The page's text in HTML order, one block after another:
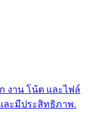
งาน โน้ต และไฟล์
ละมีประสิทธิภาพ.